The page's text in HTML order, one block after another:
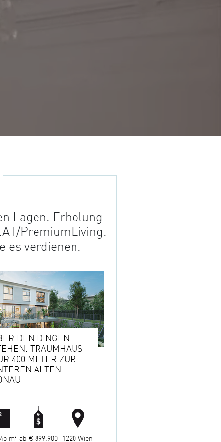
Lagen. Erholung
PremiumLiving.
es verdienen.
DEN DINGEN
TRAUMHAUS
400 METER ZUR
ALTEN
m² ab € 899.900 1220 Wien